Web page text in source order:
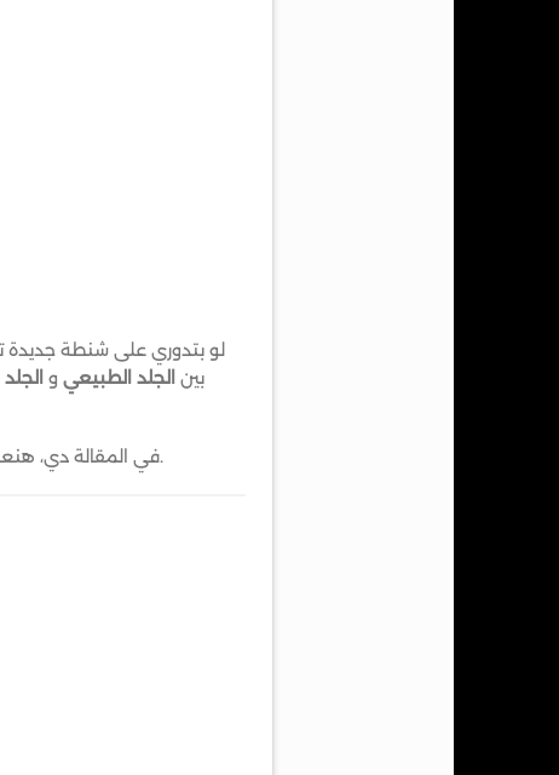
لو بتدوري على شنطة
بين الجلد الطبيعي و
في المقالة دي، هنعرفك خطوة بخطوة إزاي تكشفي الفرق بسهولة… حتى لو دي أول مرة تشتري فيها شنطة جلد طبيعي.